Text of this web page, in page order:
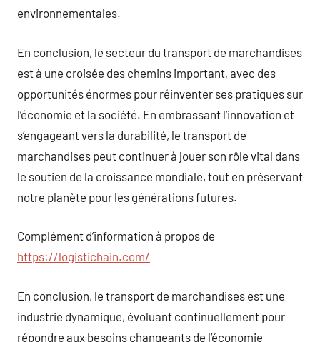
environnementales.
En conclusion, le secteur du transport de marchandises
est à une croisée des chemins important, avec des
opportunités énormes pour réinventer ses pratiques sur
l’économie et la société. En embrassant l’innovation et
s’engageant vers la durabilité, le transport de
marchandises peut continuer à jouer son rôle vital dans
le soutien de la croissance mondiale, tout en préservant
notre planète pour les générations futures.
Complément d’information à propos de
https://logistichain.com/
En conclusion, le transport de marchandises est une
industrie dynamique, évoluant continuellement pour
répondre aux besoins changeants de l’économie